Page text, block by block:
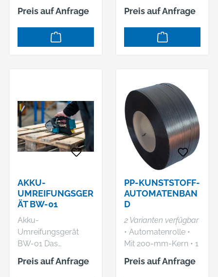
Banholzer u. Wenz
GmbH, Felix-Wankel-
Str. 8+13, 73760
Ostfildern, DE,
Preis auf Anfrage
Banholzer u. Wenz
GmbH, Felix-Wankel-
Str. 8+13, 73760
Ostfildern, DE,
Abroller für 76 mm
Kern.
Preis auf Anfrage
AKKU-
UMREIFUNGSGER
ÄT BW-01
Akku-
Umreifungsgerät
BW-01 Das
vollelektrische Akku-
Umreifungsgerät ist
Preis auf Anfrage
PP-KUNSTSTOFF-
AUTOMATENBAN
D
2 Varianten verfügbar
• Automatenrolle •
Mit 200-mm-Kern • 1
VE = 2 Rollen (1 Rolle
= 3000 m)
Preis auf Anfrage